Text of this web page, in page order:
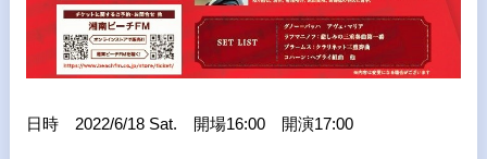
日時 2022/6/18 Sat. 開場16:00 開演17:00